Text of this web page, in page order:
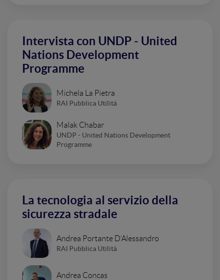
Intervista con UNDP - United
Nations Development
Programme
Michela La Pietra
RAI Pubblica Utilità
Malak Chabar
UNDP - United Nations Development
Programme
La tecnologia al servizio della
sicurezza stradale
Andrea Portante D’Alessandro
RAI Pubblica Utilità
Andrea Concas